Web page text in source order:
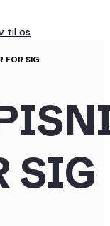
til os
FOR SIG
SIG